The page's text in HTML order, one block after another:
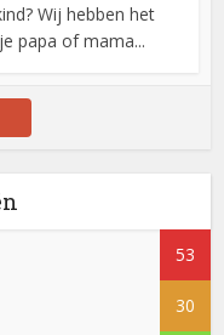
Wij hebben het
papa of mama...
53
30